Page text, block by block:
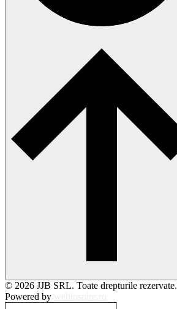
© 2026 JJB SRL. Toate drepturile rezervate.
Powered by